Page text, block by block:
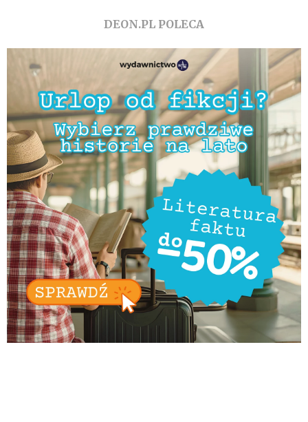
DEON.PL POLECA